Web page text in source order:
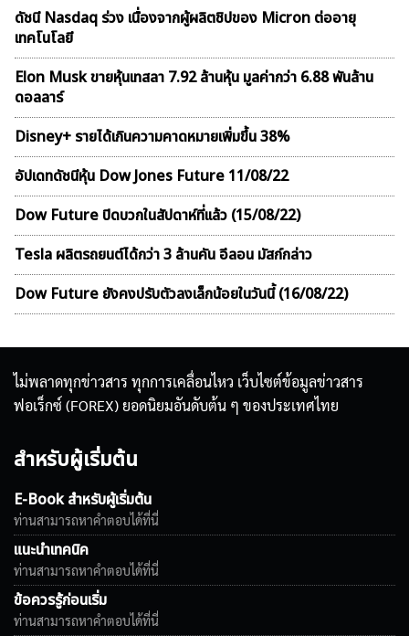
ดัชนี Nasdaq ร่วง เนื่องจากผู้ผลิตชิปของ Micron ต่ออายุ
เทคโนโลยี
Elon Musk ขายหุ้นเทสลา 7.92 ล้านหุ้น มูลค่ากว่า 6.88 พันล้าน
ดอลลาร์
Disney+ รายได้เกินความคาดหมายเพิ่มขึ้น 38%
อัปเดทดัชนีหุ้น Dow Jones Future 11/08/22
Dow Future ปิดบวกในสัปดาห์ที่เเล้ว (15/08/22)
Tesla ผลิตรถยนต์ได้กว่า 3 ล้านคัน อีลอน มัสก์กล่าว
Dow Future ยังคงปรับตัวลงเล็กน้อยในวันนี้ (16/08/22)
ไม่พลาดทุกข่าวสาร ทุกการเคลื่อนไหว เว็บไซต์ข้อมูลข่าวสาร
ฟอเร็กซ์ (FOREX) ยอดนิยมอันดับต้น ๆ ของประเทศไทย
สำหรับผู้เริ่มต้น
E-Book สำหรับผู้เริ่มต้น
ท่านสามารถหาคำตอบได้ที่นี่
แนะนำเทคนิค
ท่านสามารถหาคำตอบได้ที่นี่
ข้อควรรู้ก่อนเริ่ม
ท่านสามารถหาคำตอบได้ที่นี่